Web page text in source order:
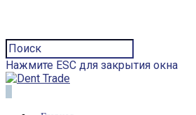
Нажмите ESC для закрытия окна